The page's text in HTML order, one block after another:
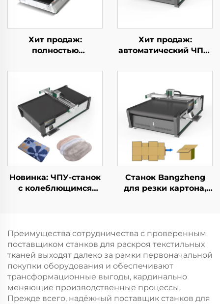
Хит продаж:
полностью
многослойная
машина для резки
ткани, оборудование
для раскроя одежды
Хит продаж:
автоматический ЧПУ-
текстиля и ткани
Новинка: ЧПУ-станок
с колеблющимся
автоматический
станок для резки
ковровых матов
Станок Bangzheng
для резки картона,
гофрированного
картона
Преимущества сотрудничества с проверенным
поставщиком станков для раскроя текстильных
тканей выходят далеко за рамки первоначальной
покупки оборудования и обеспечивают
трансформационные выгоды, кардинально
меняющие производственные процессы.
Прежде всего, надёжный поставщик станков для